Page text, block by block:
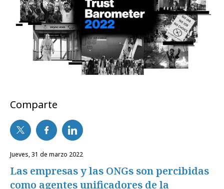
Comparte
jueves, 31 de marzo 2022
Las empresas y las ONGs son percibidas
como agentes unificadores de la